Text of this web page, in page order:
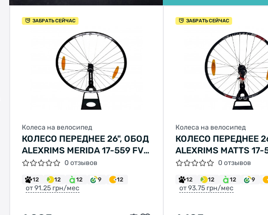
ЗАБРАТЬ СЕЙЧАС
Колеса на велосипед
КОЛЕСО ПЕРЕДНЕЕ 26", ОБОД
ALEXRIMS MERIDA 17-559 FV,
ВТУЛКА SHIMANO HB-M435,
ДИСКОВЫЙ ТОРМОЗ
(CENTERLOCK) ЭКСЦЕНТРИК
0 отзывов
12 12 12 9 12
от 91.25 грн/мес
ЗАБРАТЬ СЕЙЧАС
Колеса на велосипед
КОЛЕСО ПЕРЕДНЕЕ
ALEXRIMS MATTS 17-
ВТУЛКА MERIDA,
ТОРМОЗА (6
ЭКСЦЕНТРИК 32
0 отзывов
12 12 12 9
от 93.75 грн/мес